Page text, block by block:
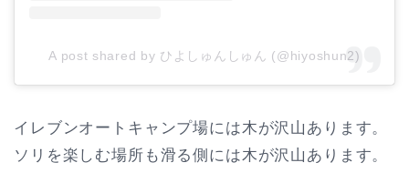
A post shared by ひよしゅんしゅん (@hiyoshun2)
イレブンオートキャンプ場には木が沢山あります。
ソリを楽しむ場所も滑る側には木が沢山あります。